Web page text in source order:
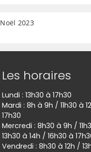
Noël 2023
Les horaires
Lundi : 13h30 à 17h30
Mardi : 8h à 9h / 11h30 à
17h30
Mercredi : 8h30 à 9h /
13h30 à 14h / 16h30 à
Vendredi : 8h30 à 12h /